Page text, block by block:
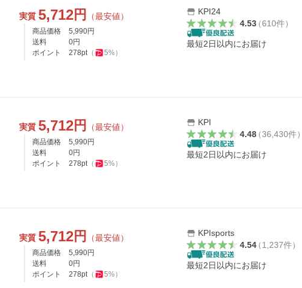
実質 5,712円 （最安値）
商品価格 5,990円
送料
0円
ポイント
278pt（ 5%）
KPI24
4.53（610件）
最短2日以内にお届け
実質 5,712円 （最安値）
商品価格 5,990円
送料
0円
ポイント
278pt（ 5%）
KPI
4.48（36,430件）
最短2日以内にお届け
実質 5,712円 （最安値）
商品価格 5,990円
送料
0円
ポイント
278pt（ 5%）
KPIsports
4.54（1,237件）
最短2日以内にお届け